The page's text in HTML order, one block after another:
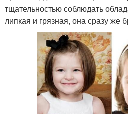
тщательностью соблюдать
липкая и грязная, она сразу же